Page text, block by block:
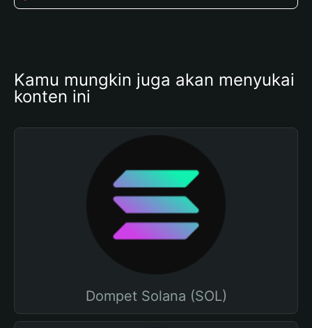
Kamu mungkin juga akan menyukai
konten ini
Dompet Solana (SOL)